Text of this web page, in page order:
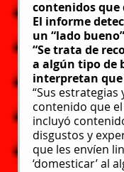
contenidos que
El informe
un “lado
“Se trata de
a algún tipo de
interpretan que
“Sus
contenido que
incluyó
disgustos y
que les envíen
‘domesticar’ al